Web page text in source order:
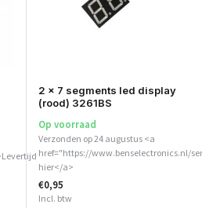
2 x 7 segments led display
(rood) 3261BS
Op voorraad
Verzonden op 24 augustus <a
href="https://www.benselectronics.nl/
hier</a>
€0,95
Incl. btw